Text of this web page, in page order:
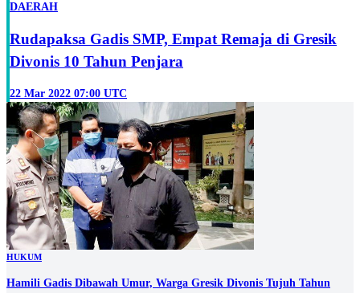
DAERAH
Rudapaksa Gadis SMP, Empat Remaja di Gresik
Divonis 10 Tahun Penjara
22 Mar 2022 07:00 UTC
HUKUM
Hamili Gadis Dibawah Umur, Warga Gresik Divonis Tujuh Tahun